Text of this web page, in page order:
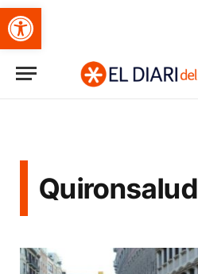
Obre la barra d'eines
Quironsalud